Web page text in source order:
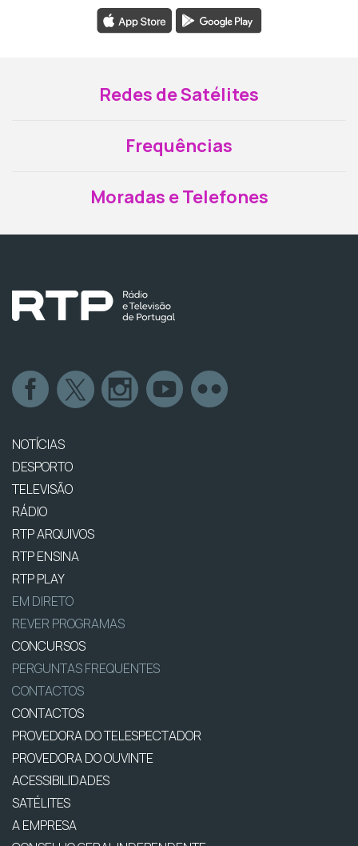
Redes de Satélites
Frequências
Moradas e Telefones
NOTÍCIAS
DESPORTO
TELEVISÃO
RÁDIO
RTP ARQUIVOS
RTP ENSINA
RTP PLAY
EM DIRETO
REVER PROGRAMAS
CONCURSOS
PERGUNTAS FREQUENTES
CONTACTOS
CONTACTOS
PROVEDORA DO TELESPECTADOR
PROVEDORA DO OUVINTE
ACESSIBILIDADES
SATÉLITES
A EMPRESA